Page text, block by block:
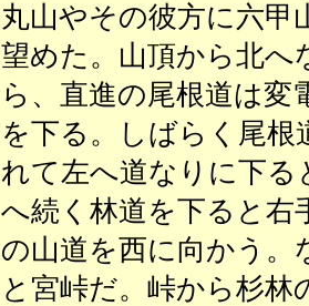
丸山やその彼方に六甲
望めた。山頂から北
ら、直進の尾根道は変
を下る。しばらく尾根
れて左へ道なりに下る
へ続く林道を下ると右
の山道を西に向かう
と宮峠だ。峠から杉林